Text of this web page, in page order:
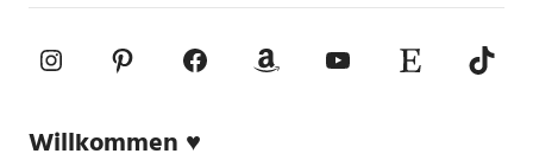
InstagramPinterestFacebookAmazonYouTube
Etsy-Shop
Willkommen ♥